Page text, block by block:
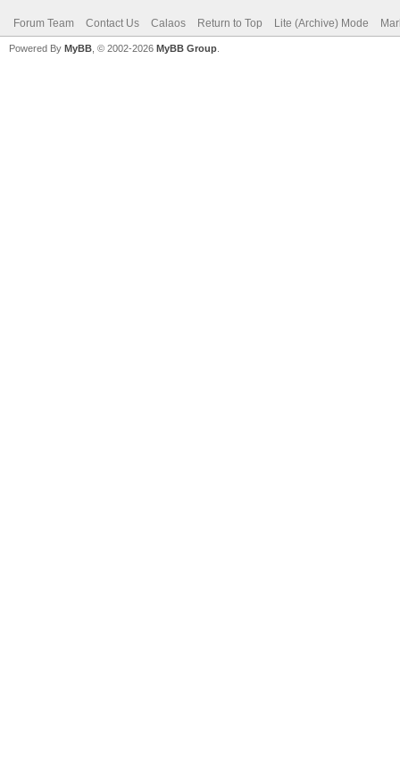
Forum Team Contact Us Calaos Return to Top Lite (Archive) Mode
Powered By MyBB , © 2002-2026 MyBB Group